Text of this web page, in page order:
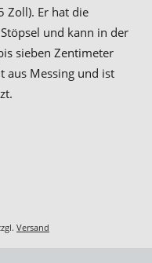
Zoll). Er hat die
und kann in der
sieben Zentimeter
aus Messing und ist
Versand